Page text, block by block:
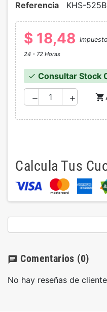
Referencia
KHS-
$ 18,48
24 - 72 Horas
check Consultar Stock
remove add shopping_cart
Calcula Tus
chat Comentarios (0)
No hay reseñas de